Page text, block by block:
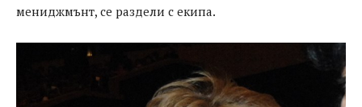
мениджмънт, се раздели с екипа.